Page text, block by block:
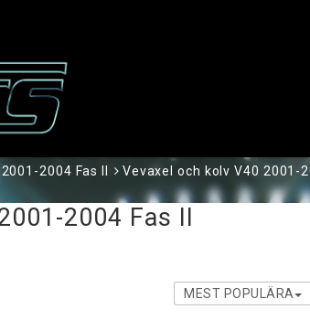
2004 Fas II
Vevaxel och kolv V40 2001-
2004 Fas II
MEST POPULÄRA